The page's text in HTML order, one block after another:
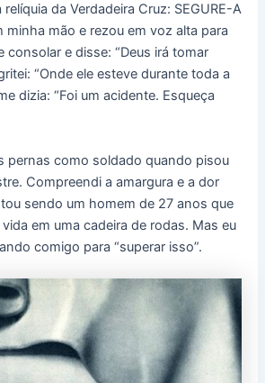
da Verdadeira Cruz: SEGURE-A
minha mão e rezou em voz alta para
consolar e disse: “Deus irá tomar
“Onde ele esteve durante toda a
dizia: “Foi um acidente. Esqueça
pernas como soldado quando pisou
Compreendi a amargura e a dor
sendo um homem de 27 anos que
em uma cadeira de rodas. Mas eu
comigo para “superar isso”.